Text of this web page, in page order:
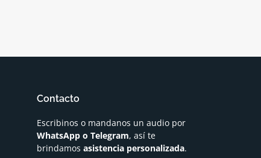
Contacto
Escribinos o mandanos un audio por
WhatsApp o Telegram, así te
brindamos asistencia personalizada.